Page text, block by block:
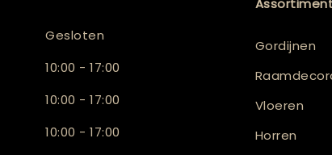
Gesloten
10:00 - 17:00
10:00 - 17:00
10:00 - 17:00
Gordijnen
Vloeren
Horren